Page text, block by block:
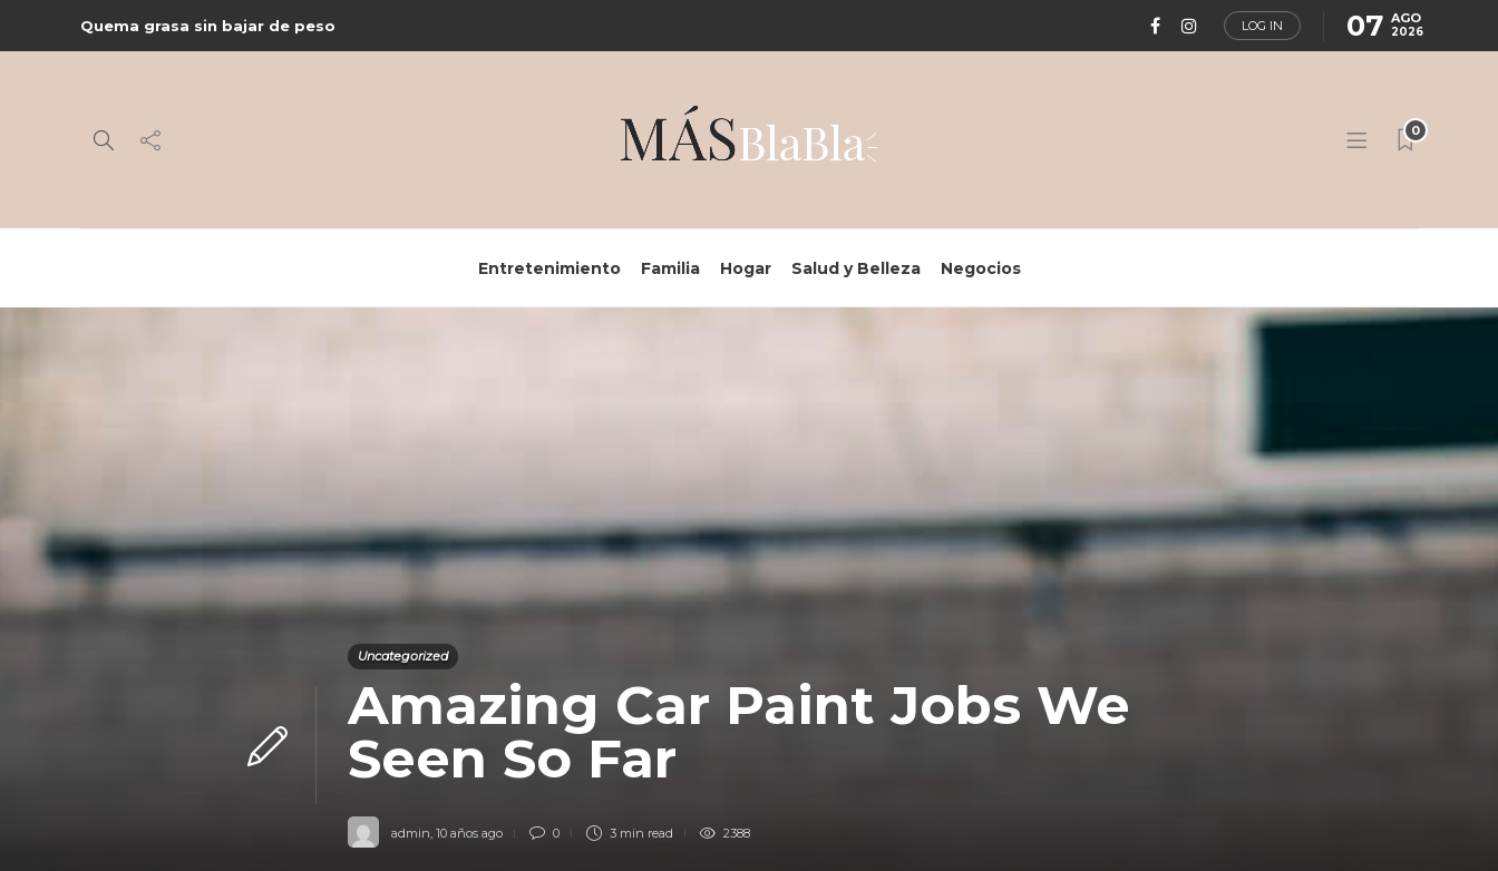
Quema grasa sin bajar de peso LOG IN 07 AGO
2026
0
Entretenimiento Familia Hogar Salud y Belleza Negocios
Uncategorized
Amazing Car Paint Jobs We
Seen So Far
admin, 10 años ago 0 3 min read 2388